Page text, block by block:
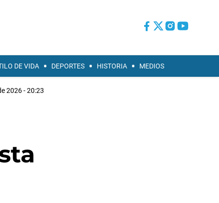
DE VIDA DEPORTES HISTORIA MEDIOS
2026 - 20:23